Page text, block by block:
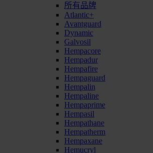
所有品牌
Atlantic+
Avantguard
Dynamic
Galvosil
Hempacore
Hempadur
Hempafire
Hempaguard
Hempalin
Hempaline
Hempaprime
Hempasil
Hempathane
Hempatherm
Hempaxane
Hemucryl